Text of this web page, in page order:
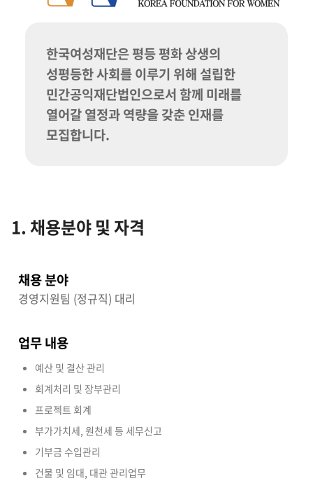
한국여성재단은 평등 평화 상생의
성평등한 사회를 이루기 위해 설립한
민간공익재단법인으로서 함께 미래를
열어갈 열정과 역량을 갖춘 인재를
모집합니다.
1. 채용분야 및 자격
채용 분야
경영지원팀 (정규직) 대리
업무 내용
예산 및 결산 관리
회계처리 및 장부관리
프로젝트 회계
부가가치세, 원천세 등 세무신고
기부금 수입관리
건물 및 임대, 대관 관리업무